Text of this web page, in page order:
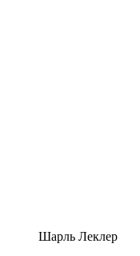
Шарль Леклер